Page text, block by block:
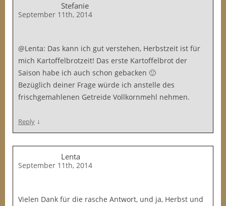
Stefanie
September 11th, 2014
@Lenta: Das kann ich gut verstehen, Herbstzeit ist für
mich Kartoffelbrotzeit! Das erste Kartoffelbrot der
Saison habe ich auch schon gebacken 🙂
Bezüglich deiner Frage würde ich anstelle des
frischgemahlenen Getreide Vollkornmehl nehmen.
Reply ↓
Lenta
September 11th, 2014
Vielen Dank für die rasche Antwort, und ja, Herbst und